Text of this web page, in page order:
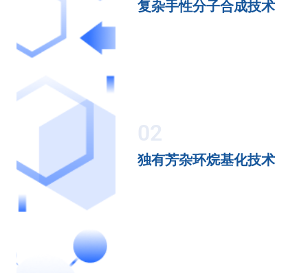
复杂手性分子合成技术
02
独有芳杂环烷基化技术